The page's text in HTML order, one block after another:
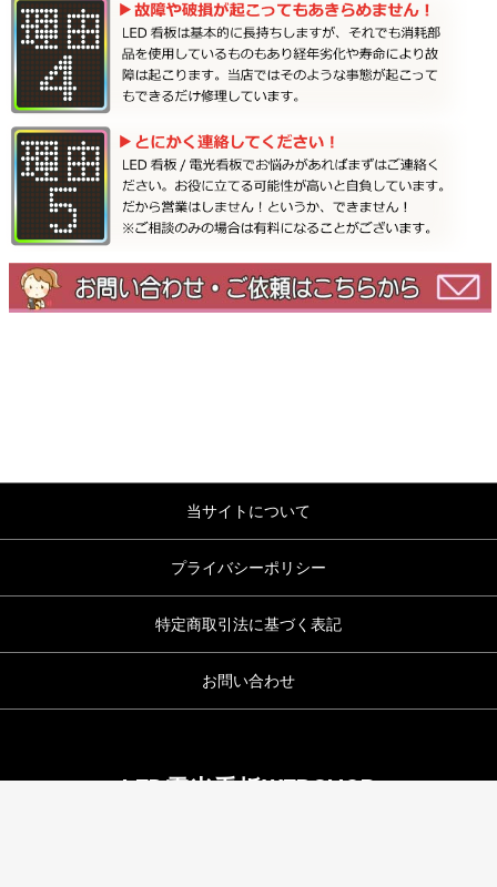
当サイトについて
プライバシーポリシー
特定商取引法に基づく表記
お問い合わせ
LED電光看板WEBSHOP